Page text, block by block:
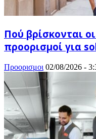
Πού βρίσκονται
προορισμοί για
Προορισμοι 02/08/2026 -